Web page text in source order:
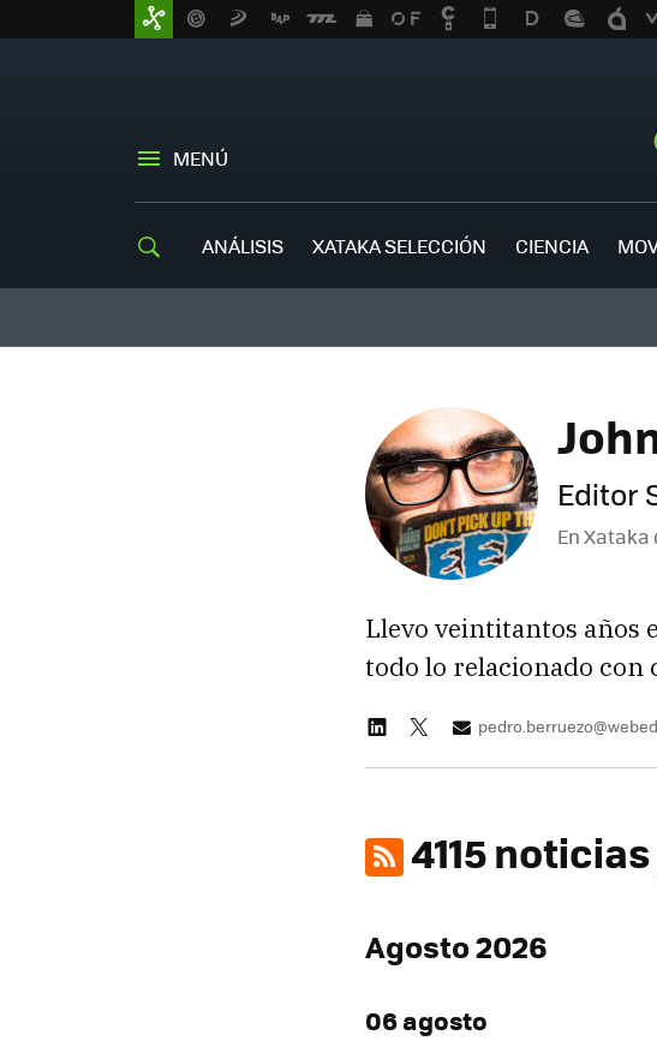
MENÚ
ANÁLISIS XATAKA SELECCIÓN CIENCIA
Editor
En Xataka
Llevo veintitantos años
todo lo relacionado con
4115
Agosto 2026
06 agosto